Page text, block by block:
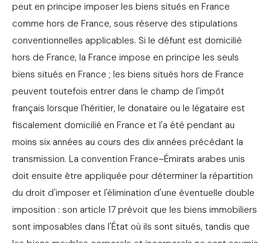
peut en principe imposer les biens situés en France
comme hors de France, sous réserve des stipulations
conventionnelles applicables. Si le défunt est domicilié
hors de France, la France impose en principe les seuls
biens situés en France ; les biens situés hors de France
peuvent toutefois entrer dans le champ de l'impôt
français lorsque l'héritier, le donataire ou le légataire est
fiscalement domicilié en France et l'a été pendant au
moins six années au cours des dix années précédant la
transmission. La convention France–Émirats arabes unis
doit ensuite être appliquée pour déterminer la répartition
du droit d'imposer et l'élimination d'une éventuelle double
imposition : son article 17 prévoit que les biens immobiliers
sont imposables dans l'État où ils sont situés, tandis que